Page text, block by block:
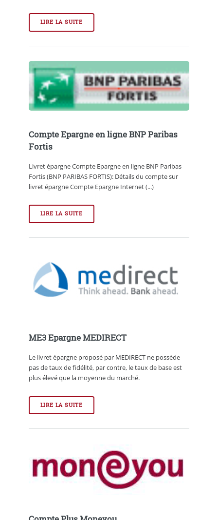
LIRE LA SUITE
Compte Epargne en ligne BNP Paribas
Fortis
Livret épargne Compte Epargne en ligne BNP Paribas
Fortis (BNP PARIBAS FORTIS): Détails du compte sur
livret épargne Compte Epargne Internet (...)
LIRE LA SUITE
ME3 Epargne MEDIRECT
Le livret épargne proposé par MEDIRECT ne possède
pas de taux de fidélité, par contre, le taux de base est
plus élevé que la moyenne du marché.
LIRE LA SUITE